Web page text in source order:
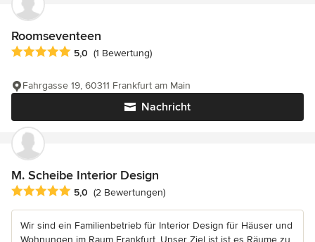
Roomseventeen
Durchschnittliche Bewertung: 5 von 5 Sternen
5,0 (1 Bewertung)
Nachricht
Fahrgasse 19, 60311 Frankfurt am Main
M. Scheibe Interior Design
Durchschnittliche Bewertung: 5 von 5 Sternen
5,0 (2 Bewertungen)
Wir sind ein Familienbetrieb für Interior Design für Häuser und
Wohnungen im Raum Frankfurt. Unser Ziel ist ist es Räume zu